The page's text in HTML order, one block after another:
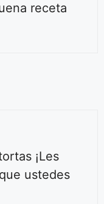
receta
¡Les
ustedes